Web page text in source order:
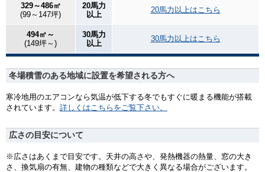
329～486㎡
(99～147坪)
20馬力
以上
20馬力以上はこちら
494㎡～
(149坪～)
30馬力
以上
30馬力以上はこちら
冬場積雪のある地域に設置を希望される方へ
寒冷地用のエアコンなら気温が低下する冬でもすぐに暖まる機能が搭載
されています。 詳しくはこちらをご覧下さい。
広さの目安について
※広さはあくまで目安です。天井の高さや、発熱機器の熱量、窓の大き
さ、換気扇の有無、建物の種類などで大きく異なる場合がございます。